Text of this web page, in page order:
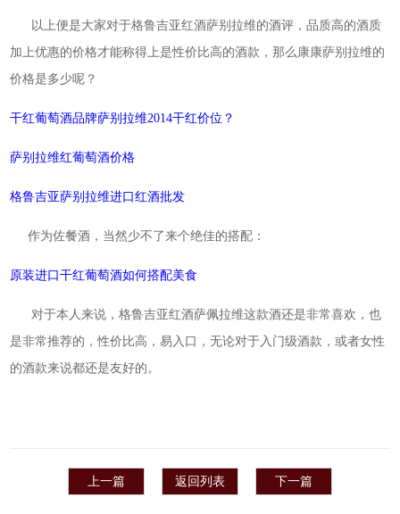
以上便是大家对于格鲁吉亚红酒萨别拉维的酒评，品质高的酒质
加上优惠的价格才能称得上是性价比高的酒款，那么康康萨别拉维的
价格是多少呢？
干红葡萄酒品牌萨别拉维2014干红价位？
萨别拉维红葡萄酒价格
格鲁吉亚萨别拉维进口红酒批发
作为佐餐酒，当然少不了来个绝佳的搭配：
原装进口干红葡萄酒如何搭配美食
对于本人来说，格鲁吉亚红酒萨佩拉维这款酒还是非常喜欢，也
是非常推荐的，性价比高，易入口，无论对于入门级酒款，或者女性
的酒款来说都还是友好的。
上一篇 返回列表 下一篇